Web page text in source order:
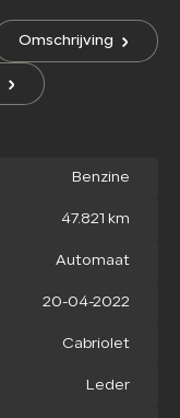
Omschrijving
Benzine
47.821 km
Automaat
20-04-2022
Cabriolet
Leder